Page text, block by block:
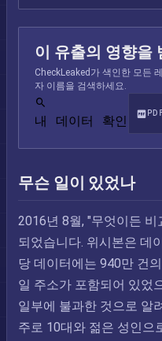
이 유출의 영향을
CheckLeaked가 색인한 모든
자 이름을 검색하세요.
내 데이터 확인
무슨 일이 있었나
2016년 8월, "무엇이든
되었습니다. 위시본은 데
당 데이터에는 940만 건
일 주소가 포함되어 있었
일부에 불과한 것으로 알
주로 10대와 젊은 성인으